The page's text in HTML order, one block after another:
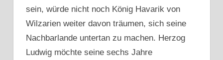
sein, würde nicht noch König Havarik von
Wilzarien weiter davon träumen, sich seine
Nachbarlande untertan zu machen. Herzog
Ludwig möchte seine sechs Jahre